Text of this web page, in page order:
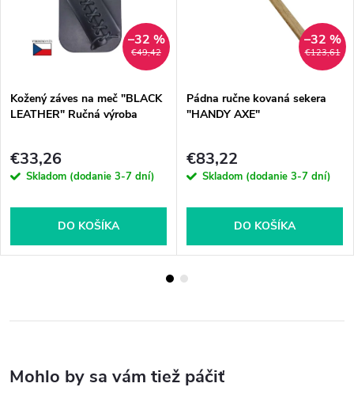
€49,42
–32 %
Kožený záves na meč "BLACK
LEATHER" Ručná výroba
€33,26
Skladom (dodanie 3-7 dní)
DO KOŠÍKA
€123,61
–32 %
Pádna ručne kovaná sekera
"HANDY AXE"
€83,22
Skladom (dodanie 3-7 dní)
DO KOŠÍKA